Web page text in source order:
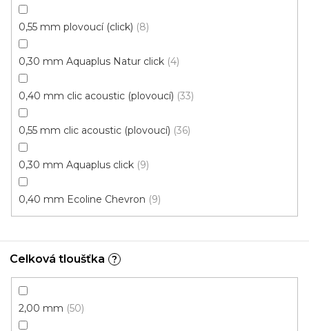
0,55 mm plovoucí (click) 8
0,30 mm Aquaplus Natur click 4
0,40 mm clic acoustic (plovoucí) 33
0,55 mm clic acoustic (plovoucí) 36
0,30 mm Aquaplus click 9
0,40 mm Ecoline Chevron 9
Celková tloušťka ?
2,00 mm 50
Vinylové dílce Purello Fix 30 V / 31141
459 Kč
499 Kč